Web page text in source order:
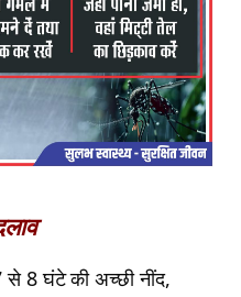
से 8 घंटे की अच्छी नींद,